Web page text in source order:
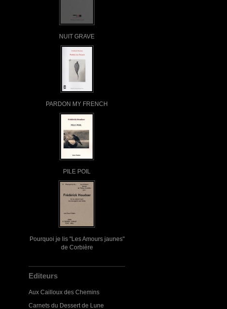
NUIT GRAVE
PARDON MY FRENCH
PILE POIL
Pourquoi je lis "Les Amours jaunes"
de Corbière
Editeurs
Aux Cailloux des Chemins
Carnets du Dessert de Lune